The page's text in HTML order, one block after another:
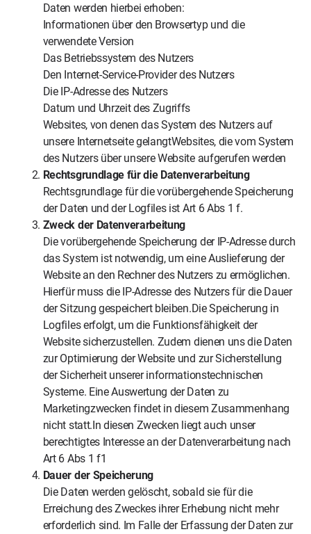
Daten werden hierbei erhoben:
Informationen über den Browsertyp und die
verwendete Version
Das Betriebssystem des Nutzers
Den Internet-Service-Provider des Nutzers
Die IP-Adresse des Nutzers
Datum und Uhrzeit des Zugriffs
Websites, von denen das System des Nutzers auf
unsere Internetseite gelangtWebsites, die vom System
des Nutzers über unsere Website aufgerufen werden
Rechtsgrundlage für die Datenverarbeitung
Rechtsgrundlage für die vorübergehende Speicherung
der Daten und der Logfiles ist Art 6 Abs 1 f.
Zweck der Datenverarbeitung
Die vorübergehende Speicherung der IP-Adresse durch
das System ist notwendig, um eine Auslieferung der
Website an den Rechner des Nutzers zu ermöglichen.
Hierfür muss die IP-Adresse des Nutzers für die Dauer
der Sitzung gespeichert bleiben.Die Speicherung in
Logfiles erfolgt, um die Funktionsfähigkeit der
Website sicherzustellen. Zudem dienen uns die Daten
zur Optimierung der Website und zur Sicherstellung
der Sicherheit unserer informationstechnischen
Systeme. Eine Auswertung der Daten zu
Marketingzwecken findet in diesem Zusammenhang
nicht statt.In diesen Zwecken liegt auch unser
berechtigtes Interesse an der Datenverarbeitung nach
Art 6 Abs 1 f1
Dauer der Speicherung
Die Daten werden gelöscht, sobald sie für die
Erreichung des Zweckes ihrer Erhebung nicht mehr
erforderlich sind. Im Falle der Erfassung der Daten zur